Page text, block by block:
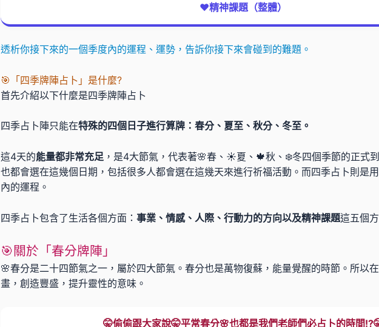
❤️精神課題（整體）
透析你接下來的一個季度內的運程、運勢，告訴你接下來會碰到的難題。
🎯「四季牌陣占卜」是什麼?
首先介紹以下什麼是四季牌陣占卜
四季占卜陣只能在特殊的四個日子進行算牌：春分、夏至、秋分、冬至。
這4天的能量都非常充足 ，是4大節氣，代表著🌸春、☀️夏、🍁秋、❄️冬四個季節的正式
也都會選在這幾個日期，包括很多人都會選在這幾天來進行祈福活動。而四季占卜則是
內的運程。
四季占卜包含了生活各個方面： 事業、情感、人際、行動力的方向以及精神課題這五個
🎯關於「春分牌陣」
🌸春分是二十四節氣之一，屬於四大節氣。春分也是萬物復蘇，能量覺醒的時節。所以
畫，創造豐盛，提升靈性的意味。
🤫偷偷跟大家說🤫平常春分🌸也都是我們老師們必占卜的時間